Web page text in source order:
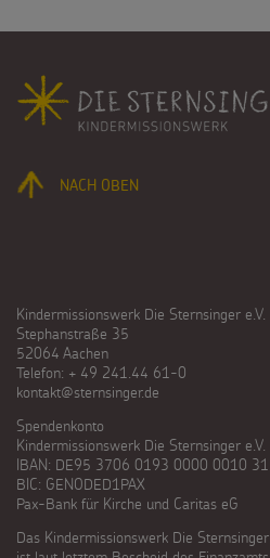
Fußbereich
NACH OBEN
Kindermissionswerk Die Sternsinger e.V.
Stephanstraße 35
52064 Aachen
Telefon: + 49 241.44 61-0
kontakt@sternsinger.de
Spendenkonto
Kindermissionswerk Die Sternsinger e.V.
IBAN: DE95 3706 0193 0000 0010 31
BIC: GENODED1PAX
Pax-Bank für Kirche und Caritas eG
Das Kindermissionswerk Die Sternsinger